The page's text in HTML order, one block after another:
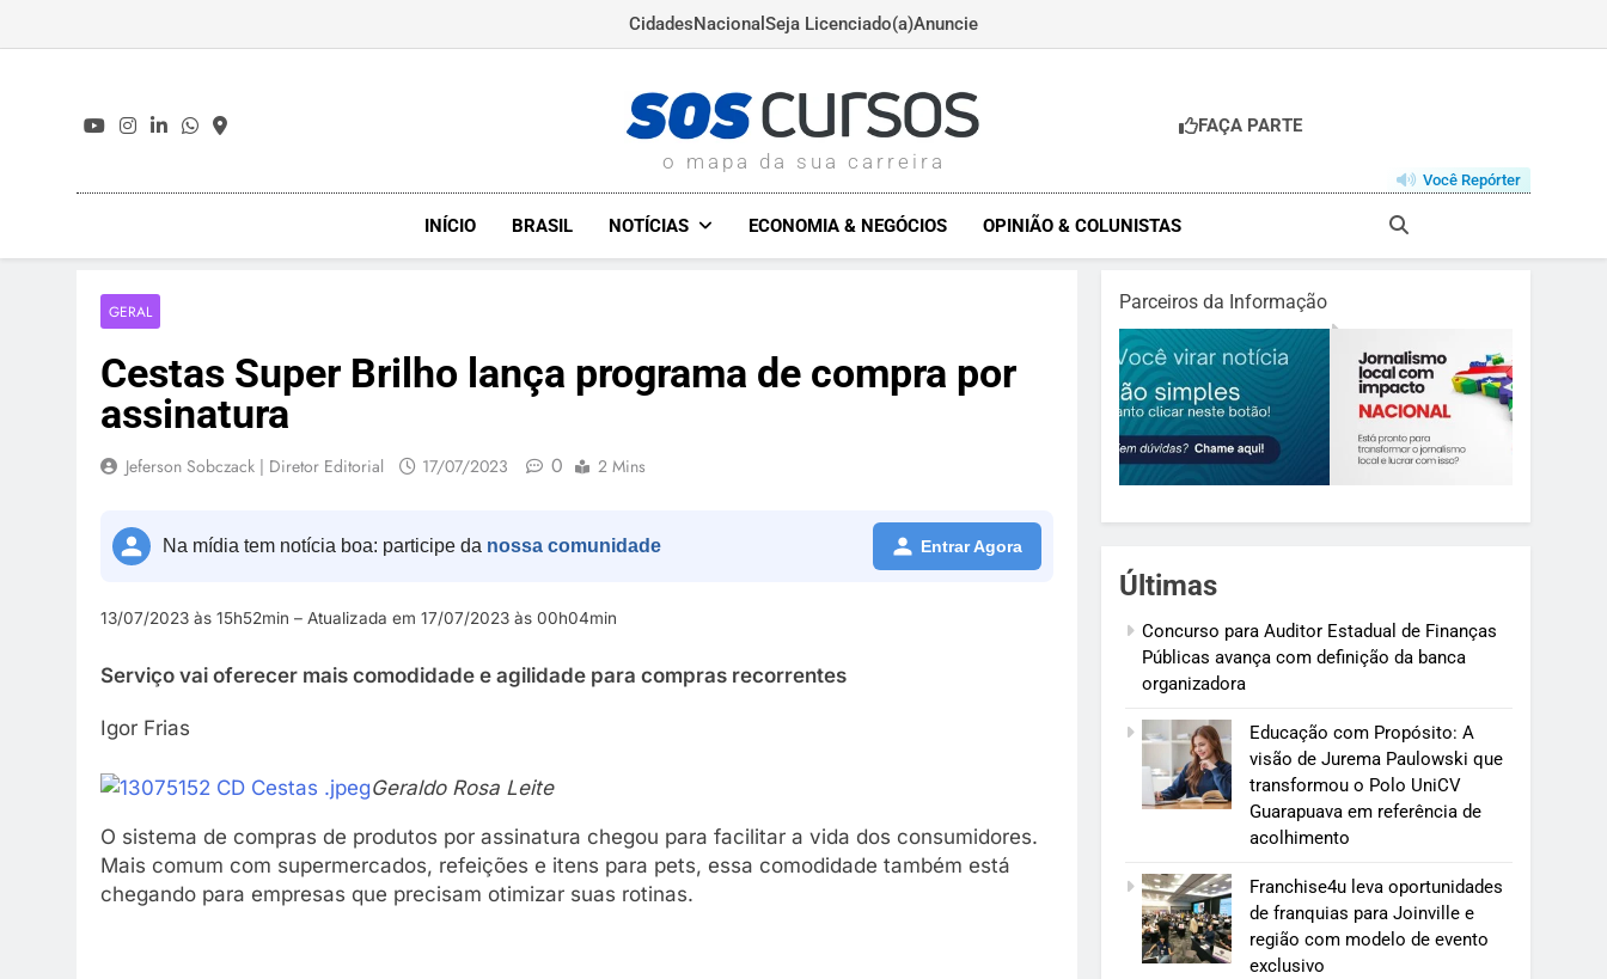
CidadesNacional Seja Licenciado(a)Anuncie
SOSCURSOS.COM.BR
o mapa da sua carreira
FAÇA PARTE
Você Repórter
INÍCIO BRASIL NOTÍCIAS ECONOMIA & NEGÓCIOS OPINIÃO & COLUNISTAS
GERAL
Cestas Super Brilho lança programa de compra por
assinatura
Jeferson Sobczack | Diretor Editorial 17/07/2023 0 2 Mins
Na mídia tem notícia boa: participe da nossa comunidade Entrar Agora
13/07/2023 às 15h52min – Atualizada em 17/07/2023 às 00h04min
Serviço vai oferecer mais comodidade e agilidade para compras recorrentes
Igor Frias
Geraldo Rosa Leite
O sistema de compras de produtos por assinatura chegou para facilitar a vida dos consumidores.
Mais comum com supermercados, refeições e itens para pets, essa comodidade também está
chegando para empresas que precisam otimizar suas rotinas.
Parceiros da Informação
Últimas
Concurso para Auditor Estadual de Finanças
Públicas avança com definição da banca
organizadora
Educação com Propósito: A
visão de Jurema Paulowski que
transformou o Polo UniCV
Guarapuava em referência de
acolhimento
Franchise4u leva oportunidades
de franquias para Joinville e
região com modelo de evento
exclusivo